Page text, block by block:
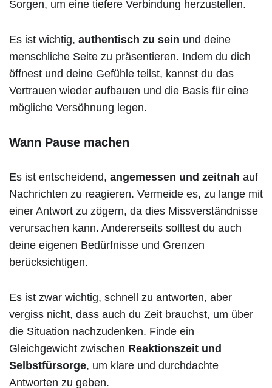
Sorgen, um eine tiefere Verbindung herzustellen.
Es ist wichtig, authentisch zu sein und deine
menschliche Seite zu präsentieren. Indem du dich
öffnest und deine Gefühle teilst, kannst du das
Vertrauen wieder aufbauen und die Basis für eine
mögliche Versöhnung legen.
Wann Pause machen
Es ist entscheidend, angemessen und zeitnah auf
Nachrichten zu reagieren. Vermeide es, zu lange mit
einer Antwort zu zögern, da dies Missverständnisse
verursachen kann. Andererseits solltest du auch
deine eigenen Bedürfnisse und Grenzen
berücksichtigen.
Es ist zwar wichtig, schnell zu antworten, aber
vergiss nicht, dass auch du Zeit brauchst, um über
die Situation nachzudenken. Finde ein
Gleichgewicht zwischen Reaktionszeit und
Selbstfürsorge, um klare und durchdachte
Antworten zu geben.